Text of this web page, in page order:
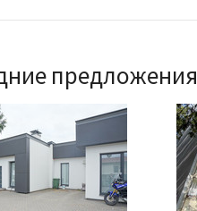
предложения